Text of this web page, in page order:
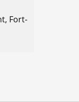
Fort-